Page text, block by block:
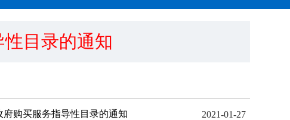
目录的通知
购买服务指导性目录的通知
2021-01-27